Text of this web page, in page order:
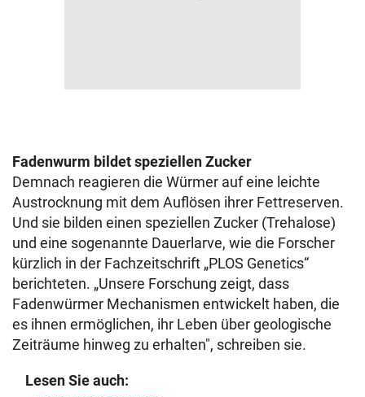
Fadenwurm bildet speziellen Zucker
Demnach reagieren die Würmer auf eine leichte
Austrocknung mit dem Auflösen ihrer Fettreserven.
Und sie bilden einen speziellen Zucker (Trehalose)
und eine sogenannte Dauerlarve, wie die Forscher
kürzlich in der Fachzeitschrift „PLOS Genetics“
berichteten. „Unsere Forschung zeigt, dass
Fadenwürmer Mechanismen entwickelt haben, die
es ihnen ermöglichen, ihr Leben über geologische
Zeiträume hinweg zu erhalten", schreiben sie.
Lesen Sie auch: